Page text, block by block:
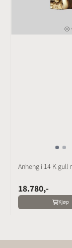
Anheng i 14 K gull
18.780,-
Kjøp